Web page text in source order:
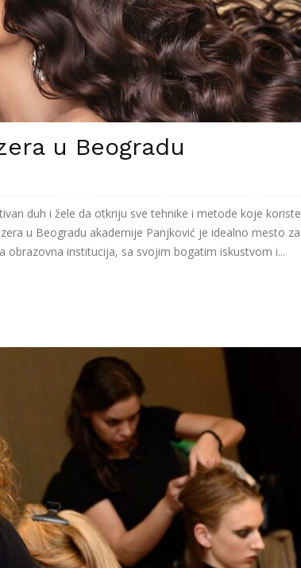
u Beogradu
duh i žele da otkriju sve tehnike i metode koje koriste
u Beogradu akademije Panjković je idealno mesto za
obrazovna institucija, sa svojim bogatim iskustvom i...